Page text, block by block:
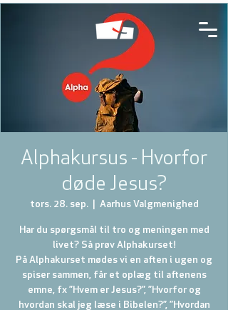
Alphakursus - Hvorfor
døde Jesus?
tors. 28. sep.
  |
Aarhus Valgmenighed
Har du spørgsmål til tro og meningen med
livet? Så prøv Alphakurset!
På Alphakurset mødes vi en aften i ugen og
spiser sammen, får et oplæg til aftenens
emne, fx ”Hvem er Jesus?”, ”Hvorfor og
hvordan skal jeg læse i Bibelen?”, ”Hvordan